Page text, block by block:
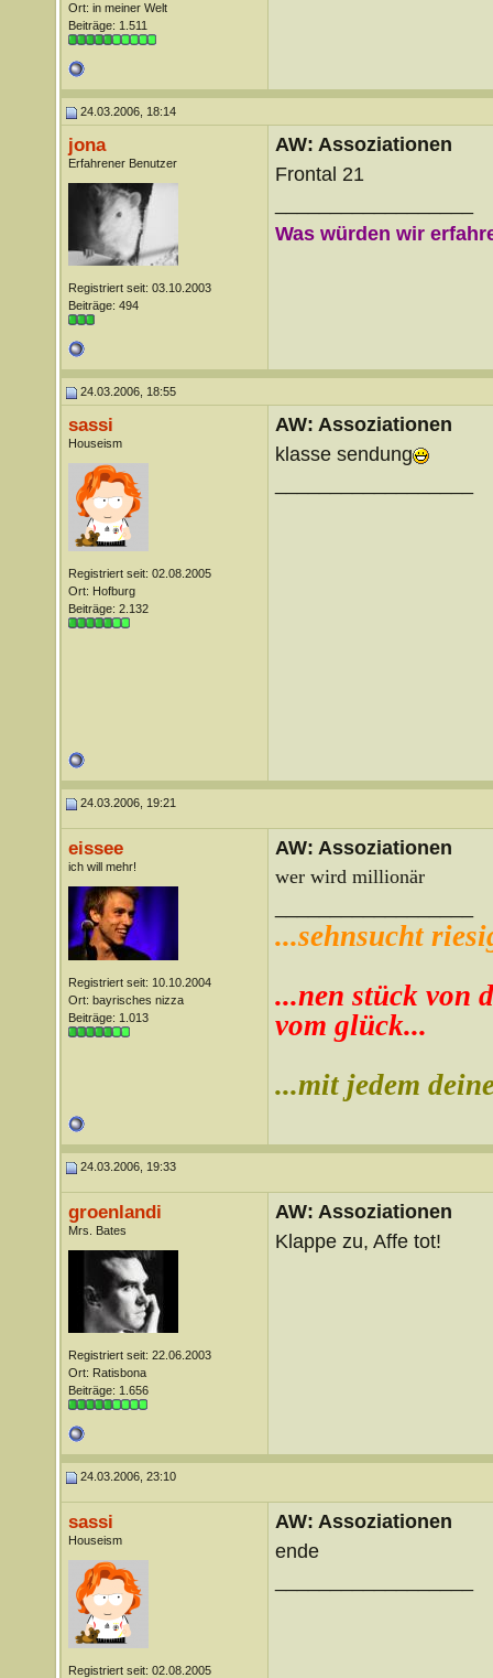
Ort: in meiner Welt
Beiträge: 1.511
24.03.2006, 18:14
jona
Erfahrener Benutzer
Registriert seit: 03.10.2003
Beiträge: 494
AW: Assoziationen
Frontal 21
Was würden wir
24.03.2006, 18:55
sassi
Houseism
Registriert seit: 02.08.2005
Ort: Hofburg
Beiträge: 2.132
AW: Assoziationen
klasse sendung
24.03.2006, 19:21
eissee
ich will mehr!
Registriert seit: 10.10.2004
Ort: bayrisches nizza
Beiträge: 1.013
AW: Assoziationen
wer wird millionär
...sehnsucht
...nen stück von
vom glück...
...mit jedem
24.03.2006, 19:33
groenlandi
Mrs. Bates
Registriert seit: 22.06.2003
Ort: Ratisbona
Beiträge: 1.656
AW: Assoziationen
Klappe zu, Affe tot!
24.03.2006, 23:10
sassi
Houseism
Registriert seit: 02.08.2005
AW: Assoziationen
ende